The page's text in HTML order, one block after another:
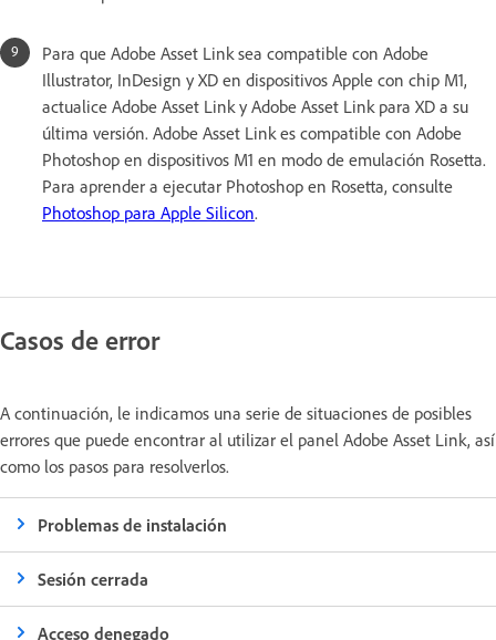
Para que Adobe Asset Link sea compatible con Adobe
Illustrator, InDesign y XD en dispositivos Apple con chip M1,
actualice Adobe Asset Link y Adobe Asset Link para XD a su
última versión. Adobe Asset Link es compatible con Adobe
Photoshop en dispositivos M1 en modo de emulación Rosetta.
Para aprender a ejecutar Photoshop en Rosetta, consulte
Photoshop para Apple Silicon.
Casos de error
A continuación, le indicamos una serie de situaciones de posibles
errores que puede encontrar al utilizar el panel Adobe Asset Link, así
como los pasos para resolverlos.
Problemas de instalación
Sesión cerrada
Acceso denegado